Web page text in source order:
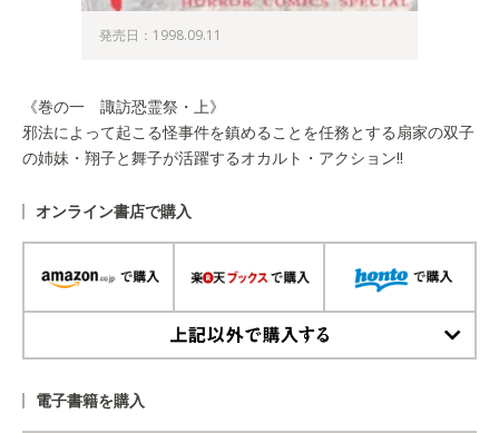
発売日：1998.09.11
《巻の一 諏訪恐霊祭・上》
邪法によって起こる怪事件を鎮めることを任務とする扇家の双子
の姉妹・翔子と舞子が活躍するオカルト・アクション!!
オンライン書店で購入
電子書籍を購入